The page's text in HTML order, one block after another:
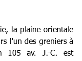
la plaine orientale
l'un des greniers à
105 av. J.-C. est